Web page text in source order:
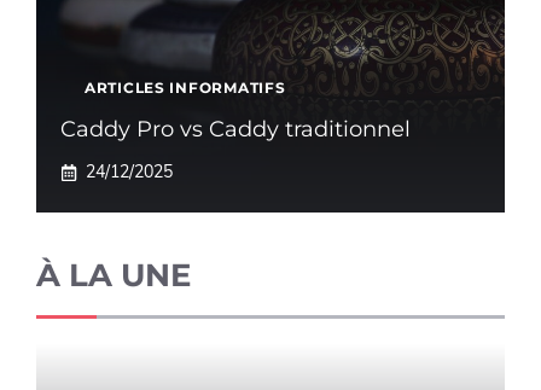
ARTICLES INFORMATIFS
Caddy Pro vs Caddy traditionnel
24/12/2025
À LA UNE